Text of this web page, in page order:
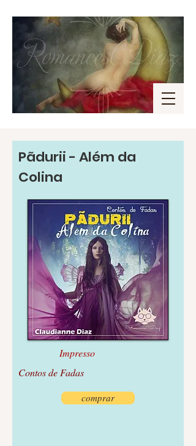
Pãdurii - Além da
Colina
Impresso
Contos de Fadas
comprar